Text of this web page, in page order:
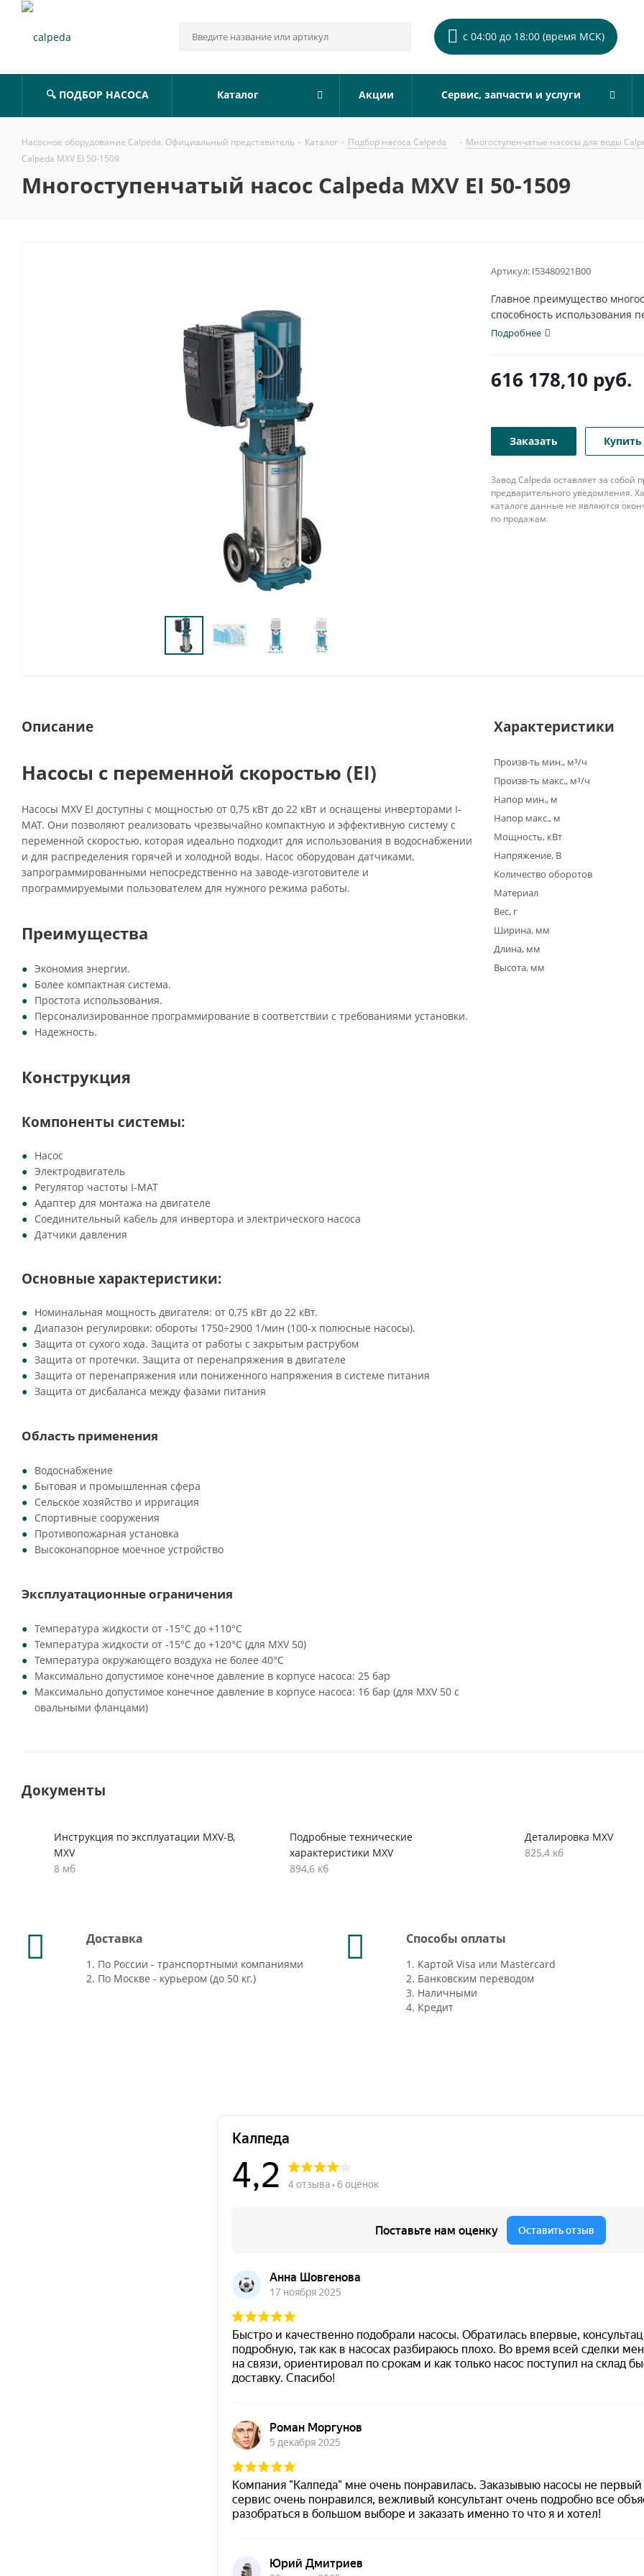
с 04:00 до 18:00 (время МСК)
🔍 ПОДБОР НАСОСА Каталог Акции Сервис, запчасти и услуги
Насосное оборудование Calpeda. Официальный представитель - Каталог - Подбор насоса Calpeda - Многоступенчатые насосы для воды
Calpeda MXV EI 50-1509
Многоступенчатый насос Calpeda MXV EI 50-1509
Артикул: I53480921B00
Главное преимущество
способность использования
направляющих втулок, что...
Подробнее
616 178,10 руб.
Заказать
Завод Calpeda оставляет за собой
предварительного уведомления.
каталоге данные не являются
по продажам.
Описание
Насосы с переменной скоростью (EI)
Насосы MXV EI доступны с мощностью от 0,75 кВт до 22 кВт и оснащены инверторами I-
MAT. Они позволяют реализовать чрезвычайно компактную и эффективную систему с
переменной скоростью, которая идеально подходит для использования в водоснабжении
и для распределения горячей и холодной воды. Насос оборудован датчиками,
запрограммированными непосредственно на заводе-изготовителе и
программируемыми пользователем для нужного режима работы.
Преимущества
Экономия энергии.
Более компактная система.
Простота использования.
Персонализированное программирование в соответствии с требованиями установки.
Надежность.
Конструкция
Компоненты системы:
Насос
Электродвигатель
Регулятор частоты I-MAT
Адаптер для монтажа на двигателе
Соединительный кабель для инвертора и электрического насоса
Датчики давления
Основные характеристики:
Номинальная мощность двигателя: от 0,75 кВт до 22 кВт.
Диапазон регулировки: обороты 1750÷2900 1/мин (100-х полюсные насосы).
Защита от сухого хода. Защита от работы с закрытым раструбом
Защита от протечки. Защита от перенапряжения в двигателе
Защита от перенапряжения или пониженного напряжения в системе питания
Защита от дисбаланса между фазами питания
Область применения
Водоснабжение
Бытовая и промышленная сфера
Сельское хозяйство и ирригация
Спортивные сооружения
Противопожарная установка
Высоконапорное моечное устройство
Эксплуатационные ограничения
Температура жидкости от -15°C до +110°C
Температура жидкости от -15°C до +120°C (для MXV 50)
Температура окружающего воздуха не более 40°C
Максимально допустимое конечное давление в корпусе насоса: 25 бар
Максимально допустимое конечное давление в корпусе насоса: 16 бар (для MXV 50 с
овальными фланцами)
Характеристики
Произв-ть мин., м³/ч
Произв-ть макс., м³/ч
Напор мин., м
Напор макс., м
Мощность, кВт
Напряжение, В
Количество оборотов
Материал
Вес, г
Ширина, мм
Длина, мм
Высота, мм
Документы
Инструкция по эксплуатации MXV-B,
MXV
8 мб
Подробные технические
характеристики MXV
894,6 кб
Деталировка MXV
825,4 кб
Доставка
1. По России - транспортными компаниями
2. По Москве - курьером (до 50 кг.)
Способы оплаты
1. Картой Visa или Mastercard
2. Банковским переводом
3. Наличными
4. Кредит